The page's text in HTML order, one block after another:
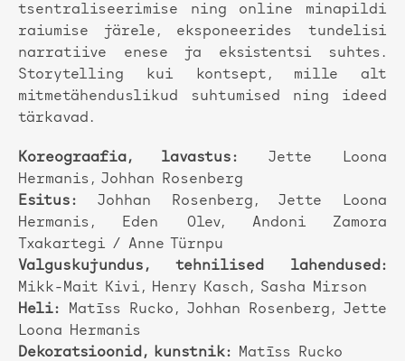
tsentraliseerimise ning online minapildi
raiumise järele, eksponeerides tundelisi
narratiive enese ja eksistentsi suhtes.
Storytelling kui kontsept, mille alt
mitmetähenduslikud suhtumised ning ideed
tärkavad.
Koreograafia, lavastus: Jette Loona
Hermanis, Johhan Rosenberg
Esitus: Johhan Rosenberg, Jette Loona
Hermanis, Eden Olev, Andoni Zamora
Txakartegi / Anne Türnpu
Valguskujundus, tehnilised lahendused:
Mikk-Mait Kivi, Henry Kasch, Sasha Mirson
Heli: Matīss Rucko, Johhan Rosenberg, Jette
Loona Hermanis
Dekoratsioonid, kunstnik: Matīss Rucko